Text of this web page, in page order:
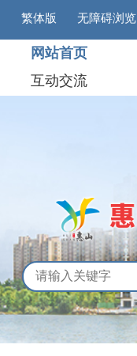
繁体版 无障碍浏览
网站首页
互动交流